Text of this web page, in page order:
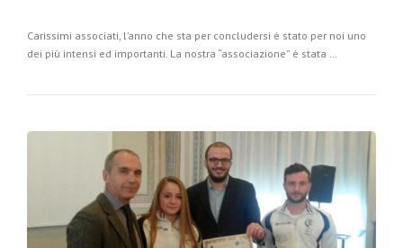
Carissimi associati, l’anno che sta per concludersi è stato per noi uno
dei più intensi ed importanti. La nostra “associazione” è stata …